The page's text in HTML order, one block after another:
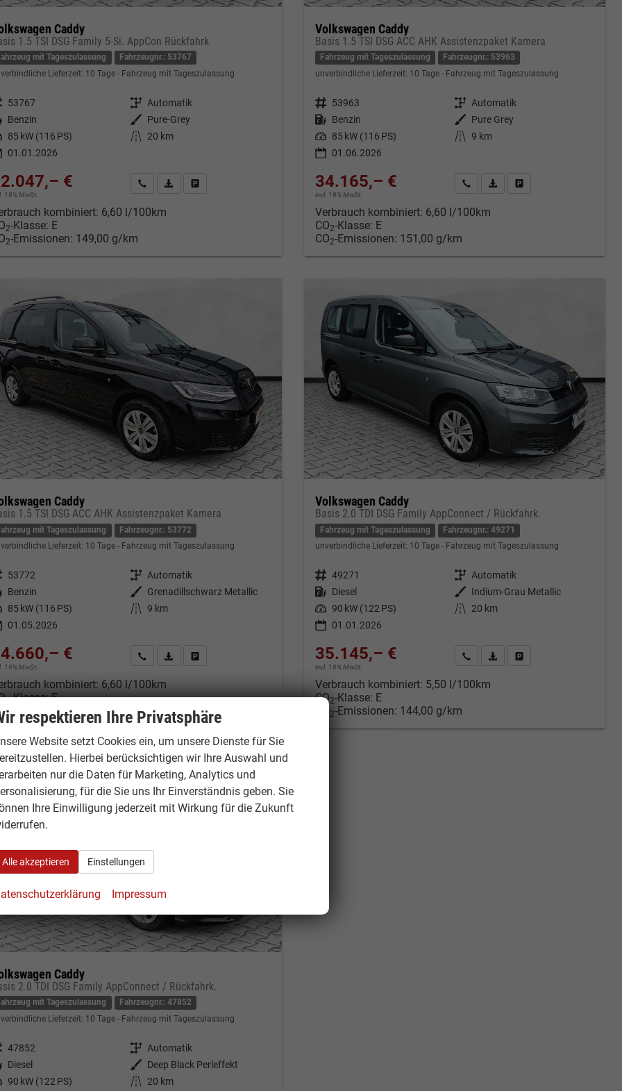
Caddy
1.5 TSI DSG Family 5-Si. AppCon Rückfahrk
mit Tageszulassung
Fahrzeugnr.: 53767
Lieferzeit: 10 Tage Fahrzeug mit Tageszulassung
53767 Getriebe Automatik
Benzin Außenfarbe Pure-Grey
85 kW (116 PS) Kilometerstand
20 km
01.01.2026
€
19% MwSt.
Kontakt & Angebot anfordern
PDF-Datei, Fahrzeugexposé drucken
Fahrzeug merken/Expose drucken
kombiniert: 6,60 l/100km
2-Klasse: E
2-Emissionen: 149,00 g/km
Volkswagen Caddy
Basis 1.5 TSI DSG ACC AHK Assistenzpaket Kamera
Fahrzeug mit Tageszulassung
Fahrzeugnr.: 53963
unverbindliche Lieferzeit: 10 Tage Fahrzeug mit Tageszulassung
Fahrzeugnr. 53963 Getriebe Automatik
Kraftstoff Benzin Außenfarbe Pure Grey
Leistung 85 kW (116 PS) Kilometerstand 9 km
01.06.2026
34.165,– €
incl. 19% MwSt.
Kontakt & Angebot anfordern
PDF-Datei, Fahrzeugexposé
Fahrzeug merken/Expose
Verbrauch kombiniert: 6,60 l/100km
CO2-Klasse: E
CO2-Emissionen: 151,00 g/km
Caddy
1.5 TSI DSG ACC AHK Assistenzpaket Kamera
mit Tageszulassung
Fahrzeugnr.: 53772
Lieferzeit: 10 Tage Fahrzeug mit Tageszulassung
53772 Getriebe Automatik
Benzin Außenfarbe
Grenadillschwarz Metallic
85 kW (116 PS) Kilometerstand 9 km
01.05.2026
€
19% MwSt.
Kontakt & Angebot anfordern
PDF-Datei, Fahrzeugexposé drucken
Fahrzeug merken/Expose drucken
kombiniert: 6,60 l/100km
-Klasse: E
2-Emissionen:151,00 g/km
Volkswagen Caddy
Basis 2.0 TDI DSG Family AppConnect / Rückfahrk.
Fahrzeug mit Tageszulassung
Fahrzeugnr.: 49271
unverbindliche Lieferzeit: 10 Tage Fahrzeug mit Tageszulassung
Fahrzeugnr. 49271 Getriebe Automatik
Kraftstoff Diesel Außenfarbe
Indium-Grau Metallic
Leistung 90 kW (122 PS) Kilometerstand
20 km
01.01.2026
35.145,– €
incl. 19% MwSt.
Kontakt & Angebot anfordern
PDF-Datei, Fahrzeugexposé
Fahrzeug merken/Expose
Verbrauch kombiniert: 5,50 l/100km
CO2-Klasse: E
2-Emissionen: 144,00 g/km
Caddy
2.0 TDI DSG Family AppConnect / Rückfahrk.
mit Tageszulassung
Fahrzeugnr.: 47852
Lieferzeit: 10 Tage Fahrzeug mit Tageszulassung
47852 Getriebe Automatik
Diesel Außenfarbe
Deep Black Perleffekt
90 kW (122 PS) Kilometerstand
20 km
respektieren Ihre Privatsphäre
Website setzt Cookies ein, um unsere Dienste für Sie
Hierbei berücksichtigen wir Ihre Auswahl und
nur die Daten für Marketing, Analytics und
für die Sie uns Ihr Einverständnis geben. Sie
Ihre Einwilligung jederzeit mit Wirkung für die Zukunft
Alle akzeptieren Einstellungen
Impressum